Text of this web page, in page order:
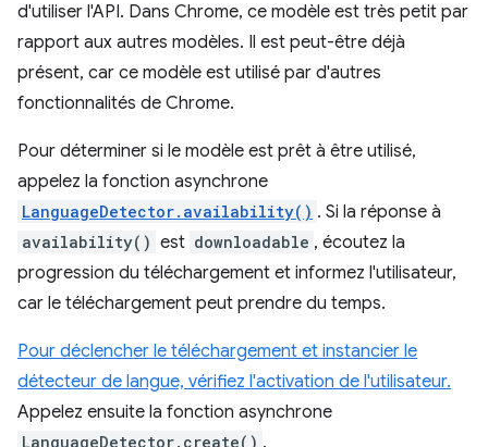
d'utiliser l'API. Dans Chrome, ce modèle est très petit par
rapport aux autres modèles. Il est peut-être déjà
présent, car ce modèle est utilisé par d'autres
fonctionnalités de Chrome.
Pour déterminer si le modèle est prêt à être utilisé,
appelez la fonction asynchrone
LanguageDetector.availability() . Si la réponse à
availability() est downloadable , écoutez la
progression du téléchargement et informez l'utilisateur,
car le téléchargement peut prendre du temps.
Pour déclencher le téléchargement et instancier le
détecteur de langue, vérifiez l'activation de l'utilisateur.
Appelez ensuite la fonction asynchrone
LanguageDetector.create() .